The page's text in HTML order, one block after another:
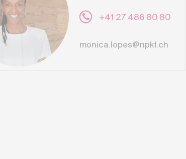
+41 27 486 80 80
monica.lopes@npkf.ch